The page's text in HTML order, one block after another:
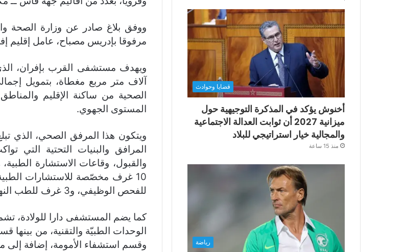
ووفق بلاغ صادر عن وزارة الصحة
مرفوقا بإدريس مصباح، عامل إقليم
الصحية من ساكنة الإقليم
المستوى الجهوي.
المرافق والبنيات التحتية التي
للفحص الوظيفي، و3 غرف للطب النهاري.
وقسم استشفاء الأمومة، إضافة إلى
قضايا وحوادث
أخنوش يؤكد في المذكرة التوجيهية حول
ميزانية 2027 أن ثوابت العدالة الاجتماعية
والمجالية خيار استراتيجي للبلاد
منذ 15 ساعة
رياضة